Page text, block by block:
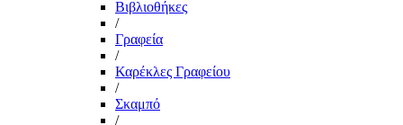
Βιβλιοθήκες
/
Γραφεία
/
Καρέκλες Γραφείου
/
Σκαμπό
/